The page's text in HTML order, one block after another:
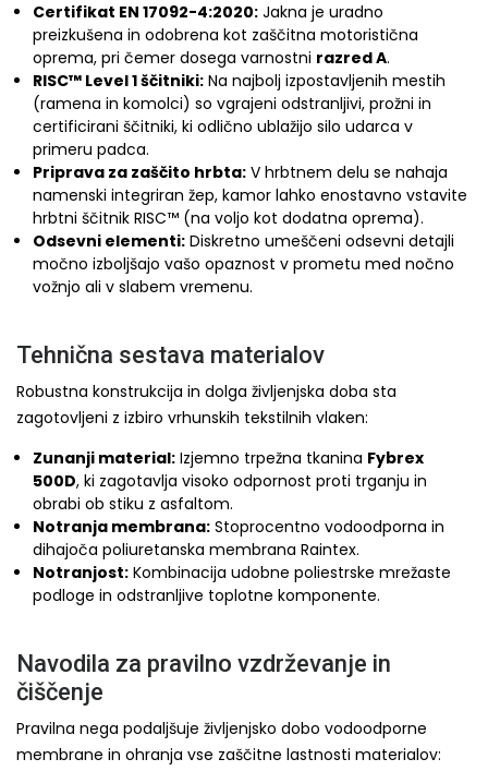
Certifikat EN 17092-4:2020: Jakna je uradno
preizkušena in odobrena kot zaščitna motoristična
oprema, pri čemer dosega varnostni razred A.
RISC™ Level 1 ščitniki: Na najbolj izpostavljenih mestih
(ramena in komolci) so vgrajeni odstranljivi, prožni in
certificirani ščitniki, ki odlično ublažijo silo udarca v
primeru padca.
Priprava za zaščito hrbta: V hrbtnem delu se nahaja
namenski integriran žep, kamor lahko enostavno vstavite
hrbtni ščitnik RISC™ (na voljo kot dodatna oprema).
Odsevni elementi: Diskretno umeščeni odsevni detajli
močno izboljšajo vašo opaznost v prometu med nočno
vožnjo ali v slabem vremenu.
Tehnična sestava materialov
Robustna konstrukcija in dolga življenjska doba sta
zagotovljeni z izbiro vrhunskih tekstilnih vlaken:
Zunanji material: Izjemno trpežna tkanina Fybrex
500D, ki zagotavlja visoko odpornost proti trganju in
obrabi ob stiku z asfaltom.
Notranja membrana: Stoprocentno vodoodporna in
dihajoča poliuretanska membrana Raintex.
Notranjost: Kombinacija udobne poliestrske mrežaste
podloge in odstranljive toplotne komponente.
Navodila za pravilno vzdrževanje in
čiščenje
Pravilna nega podaljšuje življenjsko dobo vodoodporne
membrane in ohranja vse zaščitne lastnosti materialov: